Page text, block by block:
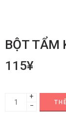
BỘT TẨM
115¥
+
−